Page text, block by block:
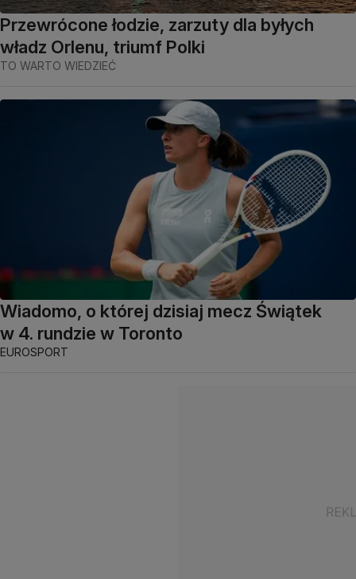
Przewrócone łodzie, zarzuty dla byłych
władz Orlenu, triumf Polki
TO WARTO WIEDZIEĆ
Wiadomo, o której dzisiaj mecz Świątek
w 4. rundzie w Toronto
EUROSPORT